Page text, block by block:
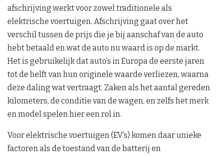
afschrijving werkt voor zowel traditionele als
elektrische voertuigen. Afschrijving gaat over het
verschil tussen de prijs die je bij aanschaf van de auto
hebt betaald en wat de auto nu waard is op de markt.
Het is gebruikelijk dat auto’s in Europa de eerste jaren
tot de helft van hun originele waarde verliezen, waarna
deze daling wat vertraagt. Zaken als het aantal gereden
kilometers, de conditie van de wagen, en zelfs het merk
en model spelen hier een rol in.
Voor elektrische voertuigen (EV’s) komen daar unieke
factoren als de toestand van de batterij en